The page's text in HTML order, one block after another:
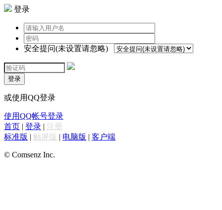
登录
安全提问(未设置请忽略)
登录
或使用QQ登录
使用QQ帐号登录
首页 | 登录 | 注册
标准版 | 触屏版 | 电脑版 | 客户端
© Comsenz Inc.